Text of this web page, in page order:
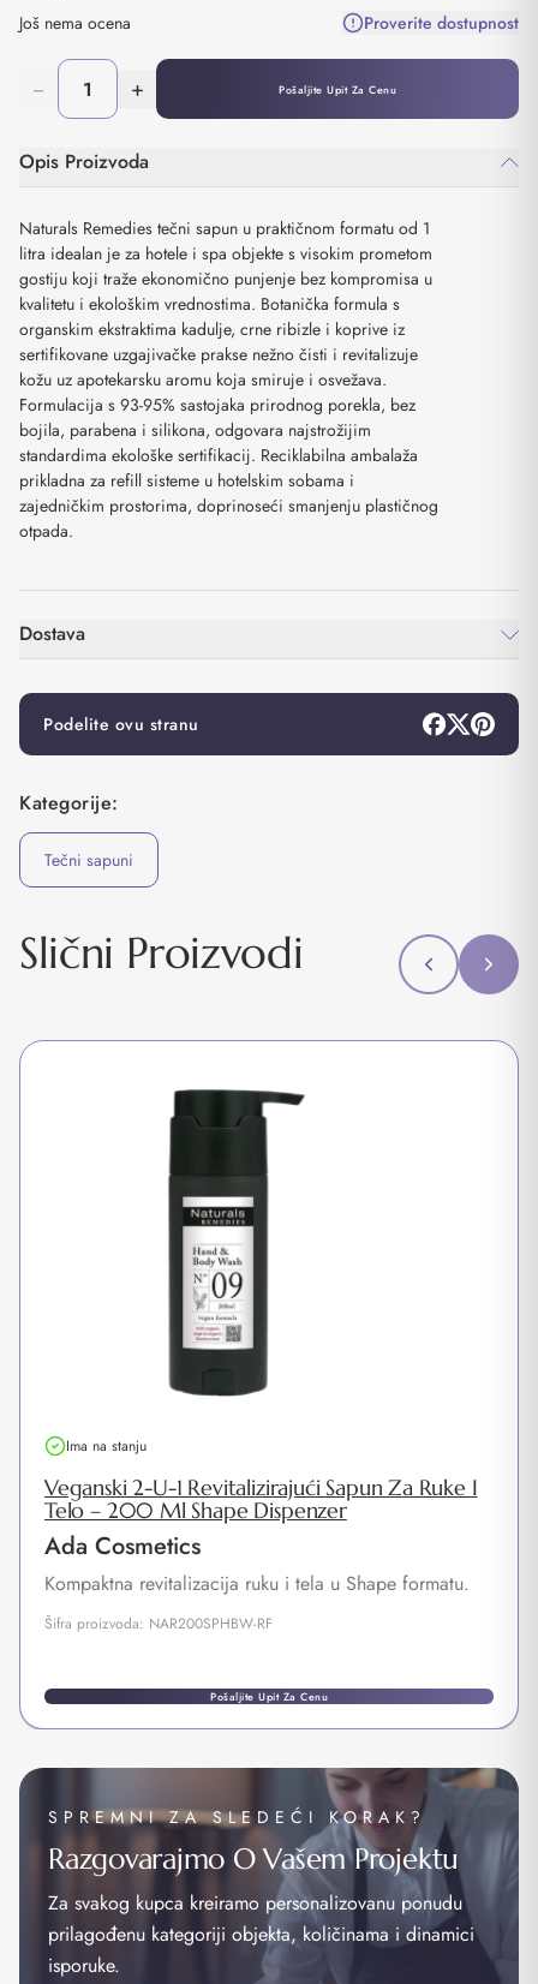
Još nema ocena Proverite dostupnost
− + Pošaljite Upit Za Cenu
Opis Proizvoda
Naturals Remedies tečni sapun u praktičnom formatu od 1
litra idealan je za hotele i spa objekte s visokim prometom
gostiju koji traže ekonomično punjenje bez kompromisa u
kvalitetu i ekološkim vrednostima. Botanička formula s
organskim ekstraktima kadulje, crne ribizle i koprive iz
sertifikovane uzgajivačke prakse nežno čisti i revitalizuje
kožu uz apotekarsku aromu koja smiruje i osvežava.
Formulacija s 93-95% sastojaka prirodnog porekla, bez
bojila, parabena i silikona, odgovara najstrožijim
standardima ekološke sertifikacij. Reciklabilna ambalaža
prikladna za refill sisteme u hotelskim sobama i
zajedničkim prostorima, doprinoseći smanjenju plastičnog
otpada.
Dostava
Podelite ovu stranu
Kategorije:
Tečni sapuni
Slični Proizvodi
Ima na stanju
Veganski 2-U-1 Revitalizirajući Sapun Za Ruke I
Telo – 200 Ml Shape Dispenzer
Ada Cosmetics
Kompaktna revitalizacija ruku i tela u Shape formatu.
Šifra proizvoda: NAR200SPHBW-RF
Pošaljite Upit Za Cenu
SPREMNI ZA SLEDEĆI KORAK?
Razgovarajmo O Vašem Projektu
Za svakog kupca kreiramo personalizovanu ponudu
prilagođenu kategoriji objekta, količinama i dinamici
isporuke.